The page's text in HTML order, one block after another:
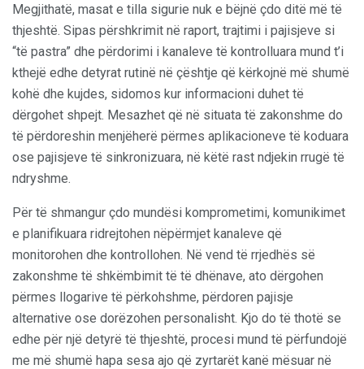
Megjithatë, masat e tilla sigurie nuk e bëjnë çdo ditë më të
thjeshtë. Sipas përshkrimit në raport, trajtimi i pajisjeve si
“të pastra” dhe përdorimi i kanaleve të kontrolluara mund t’i
kthejë edhe detyrat rutinë në çështje që kërkojnë më shumë
kohë dhe kujdes, sidomos kur informacioni duhet të
dërgohet shpejt. Mesazhet që në situata të zakonshme do
të përdoreshin menjëherë përmes aplikacioneve të koduara
ose pajisjeve të sinkronizuara, në këtë rast ndjekin rrugë të
ndryshme.
Për të shmangur çdo mundësi komprometimi, komunikimet
e planifikuara ridrejtohen nëpërmjet kanaleve që
monitorohen dhe kontrollohen. Në vend të rrjedhës së
zakonshme të shkëmbimit të të dhënave, ato dërgohen
përmes llogarive të përkohshme, përdoren pajisje
alternative ose dorëzohen personalisht. Kjo do të thotë se
edhe për një detyrë të thjeshtë, procesi mund të përfundojë
me më shumë hapa sesa ajo që zyrtarët kanë mësuar në